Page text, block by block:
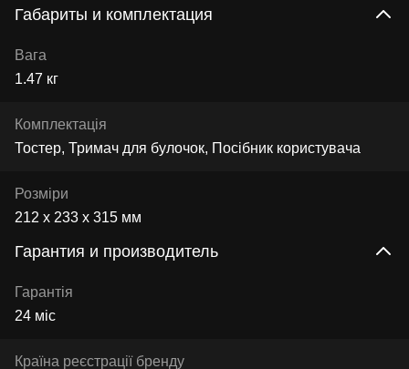
Габариты и комплектация
Вага
1.47 кг
Комплектація
Тостер, Тримач для булочок, Посібник користувача
Розміри
212 х 233 х 315 мм
Гарантия и производитель
Гарантія
24 міс
Країна реєстрації бренду